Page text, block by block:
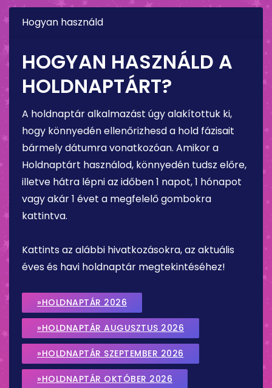
Hogyan használd
HOGYAN HASZNÁLD A
HOLDNAPTÁRT?
A holdnaptár alkalmazást úgy alakítottuk ki,
hogy könnyedén ellenőrizhesd a hold fázisait
bármely dátumra vonatkozóan. Amikor a
Holdnaptárt használod, könnyedén tudsz előre,
illetve hátra lépni az időben 1 napot, 1 hónapot
vagy akár 1 évet a megfelelő gombokra
kattintva.
Kattints az alábbi hivatkozásokra, az aktuális
éves és havi holdnaptár megtekintéséhez!
»HOLDNAPTÁR 2026
»HOLDNAPTÁR AUGUSZTUS 2026
»HOLDNAPTÁR SZEPTEMBER 2026
»HOLDNAPTÁR OKTÓBER 2026